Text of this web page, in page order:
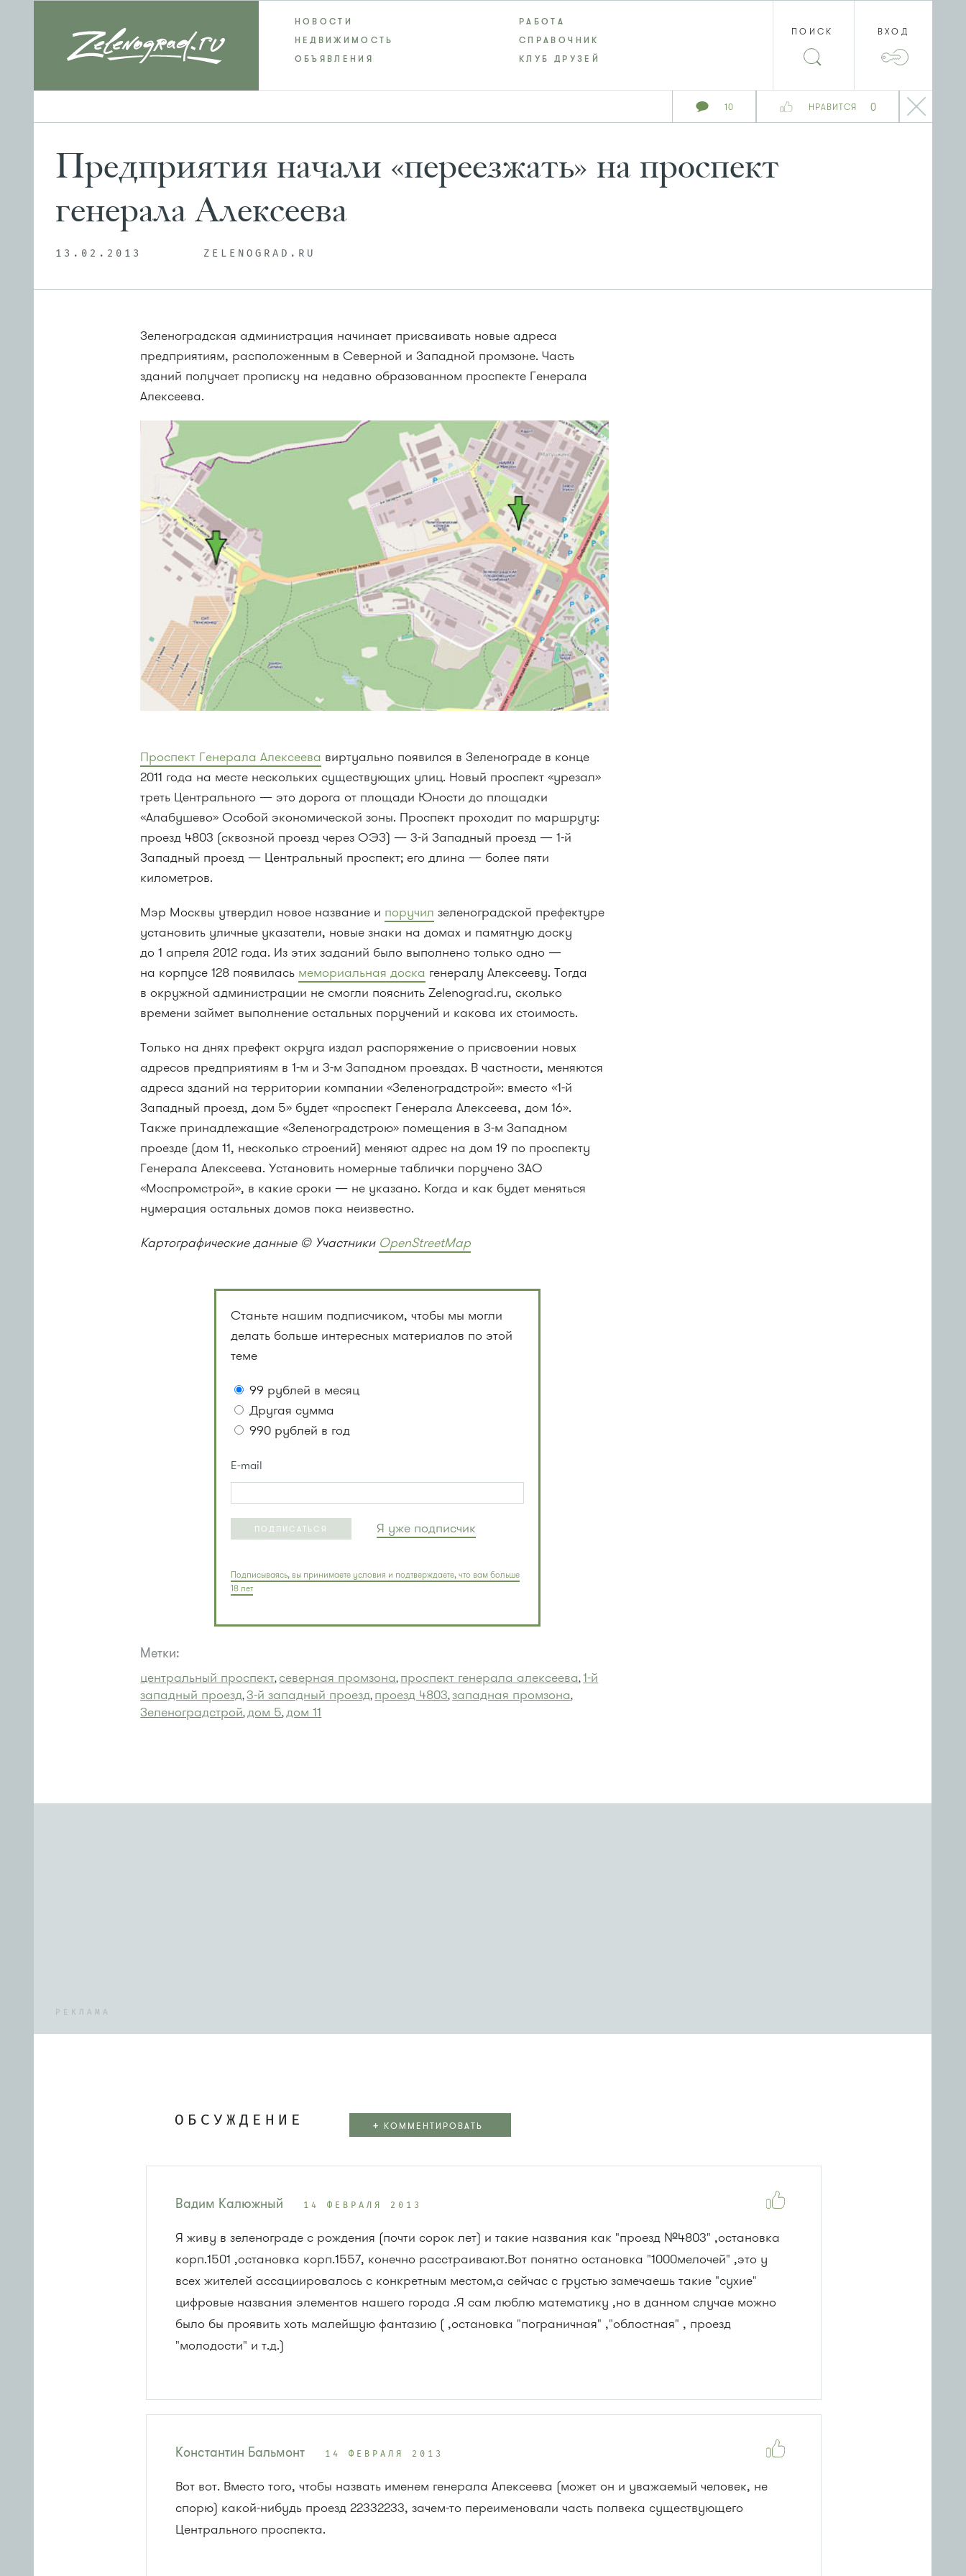
10 НРАВИТСЯ 0
НОВОСТИ
РАБОТА
НЕДВИЖИМОСТЬ
СПРАВОЧНИК
ОБЪЯВЛЕНИЯ
КЛУБ ДРУЗЕЙ
ПОИСК ВХОД
Предприятия начали «переезжать» на проспект
генерала Алексеева
13.02.2013 ZELENOGRAD.RU
Зеленоградская администрация начинает присваивать новые адреса
предприятиям, расположенным в Северной и Западной промзоне. Часть
зданий получает прописку на недавно образованном проспекте Генерала
Алексеева.
Проспект Генерала Алексеева виртуально появился в Зеленограде в конце
2011 года на месте нескольких существующих улиц. Новый проспект «урезал»
треть Центрального — это дорога от площади Юности до площадки
«Алабушево» Особой экономической зоны. Проспект проходит по маршруту:
проезд 4803 (сквозной проезд через ОЭЗ) —3-й Западный проезд —1-й
Западный проезд — Центральный проспект; его длина — более пяти
километров.
Мэр Москвы утвердил новое название и поручил зеленоградской префектуре
установить уличные указатели, новые знаки на домах и памятную доску
до 1 апреля 2012 года. Из этих заданий было выполнено только одно —
на корпусе 128 появилась мемориальная доска генералу Алексееву. Тогда
в окружной администрации не смогли пояснить Zelenograd.ru, сколько
времени займет выполнение остальных поручений и какова их стоимость.
Только на днях префект округа издал распоряжение о присвоении новых
адресов предприятиям в1-м и3-м Западном проездах. В частности, меняются
адреса зданий на территории компании «Зеленоградстрой»: вместо«1-й
Западный проезд, дом 5» будет «проспект Генерала Алексеева, дом 16».
Также принадлежащие «Зеленоградстрою» помещения в3-м Западном
проезде (дом 11, несколько строений) меняют адрес на дом 19 по проспекту
Генерала Алексеева. Установить номерные таблички поручено ЗАО
«Моспромстрой», в какие сроки — не указано. Когда и как будет меняться
нумерация остальных домов пока неизвестно.
Картографические данные © Участники OpenStreetMap
Станьте нашим подписчиком, чтобы мы могли
делать больше интересных материалов по этой
теме
99 рублей в месяц
Другая сумма
990 рублей в год
E-mail
ПОДПИСАТЬСЯ Я уже подписчик
Подписываясь, вы принимаете условия и подтверждаете, что вам больше
18 лет
Метки:
центральный проспект, северная промзона, проспект генерала алексеева,1-й
западный проезд,3-й западный проезд, проезд 4803,западная промзона,
Зеленоградстрой,дом 5,дом 11
РЕКЛАМА
ОБСУЖДЕНИЕ + КОММЕНТИРОВАТЬ
Вадим Калюжный 14 ФЕВРАЛЯ 2013
Я живу в зеленограде с рождения (почти сорок лет) и такие названия как "проезд №4803" ,остановка
корп.1501 ,остановка корп.1557, конечно расстраивают.Вот понятно остановка "1000мелочей" ,это у
всех жителей ассациировалось с конкретным местом,а сейчас с грустью замечаешь такие "сухие"
цифровые названия элементов нашего города .Я сам люблю математику ,но в данном случае можно
было бы проявить хоть малейшую фантазию ( ,остановка "пограничная" ,"облостная" , проезд
"молодости" и т.д.)
Константин Бальмонт 14 ФЕВРАЛЯ 2013
Вот вот. Вместо того, чтобы назвать именем генерала Алексеева (может он и уважаемый человек, не
спорю) какой-нибудь проезд 22332233, зачем-то переименовали часть полвека существующего
Центрального проспекта.